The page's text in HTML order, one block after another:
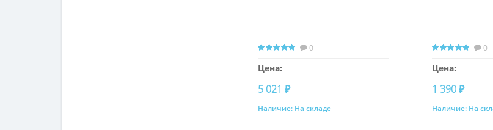
0
Цена:
5 021 ₽
Купить
Наличие: На складе
0
Цена:
1 390 ₽
Купить
Наличие: На